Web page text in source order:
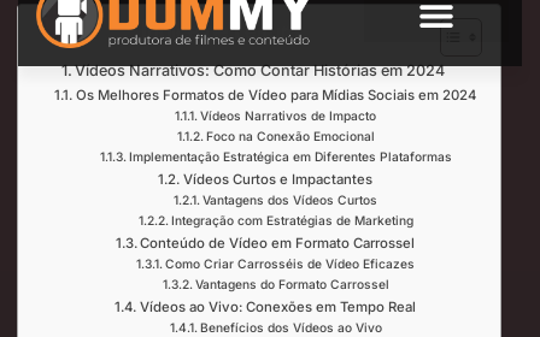
Índice de Leitura
Vídeos Narrativos: Como Contar Histórias em 2024
Os Melhores Formatos de Vídeo para Mídias Sociais em 2024
Vídeos Narrativos de Impacto
Foco na Conexão Emocional
Implementação Estratégica em Diferentes Plataformas
Vídeos Curtos e Impactantes
Vantagens dos Vídeos Curtos
Integração com Estratégias de Marketing
Conteúdo de Vídeo em Formato Carrossel
Como Criar Carrosséis de Vídeo Eficazes
Vantagens do Formato Carrossel
Vídeos ao Vivo: Conexões em Tempo Real
Benefícios dos Vídeos ao Vivo